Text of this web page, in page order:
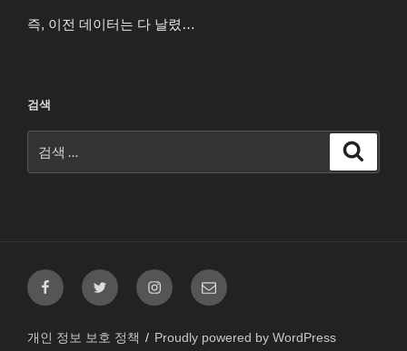
즉, 이전 데이터는 다 날렸…
검색
색:
페
이
트
위
인
스
이
메
개인 정보 보호 정책 Proudly powered by WordPress